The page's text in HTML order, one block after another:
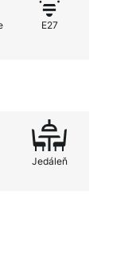
individuálne
atmosféru, či už
svetlo vyrobené
ale aj štýlovým
E27
Jedáleň